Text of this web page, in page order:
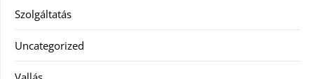
Szolgáltatás
Uncategorized